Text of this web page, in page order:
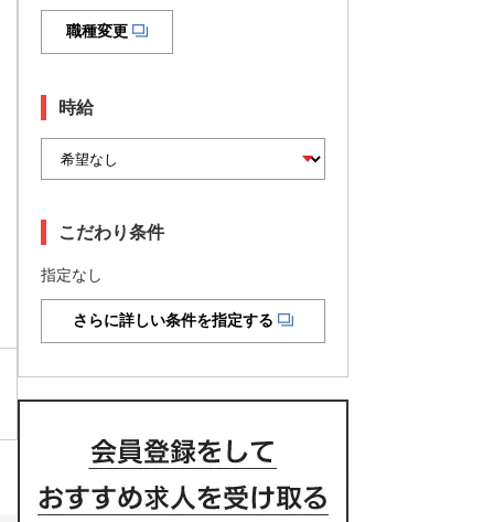
職種変更
時給
こだわり条件
指定なし
さらに詳しい条件を指定する